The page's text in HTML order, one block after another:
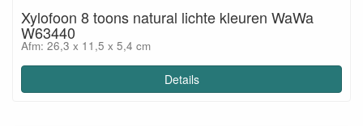
Xylofoon 8 toons natural lichte kleuren WaWa
W63440
Afm: 26,3 x 11,5 x 5,4 cm
Details